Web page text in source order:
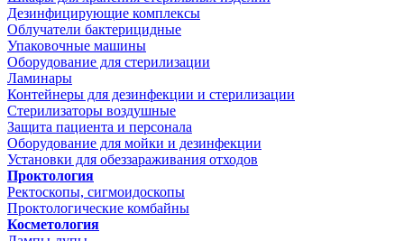
Дезинфицирующие комплексы
Облучатели бактерицидные
Упаковочные машины
Оборудование для стерилизации
Ламинары
Контейнеры для дезинфекции и стерилизации
Стерилизаторы воздушные
Защита пациента и персонала
Оборудование для мойки и дезинфекции
Установки для обеззараживания отходов
Проктология
Ректоскопы, сигмоидоскопы
Проктологические комбайны
Косметология